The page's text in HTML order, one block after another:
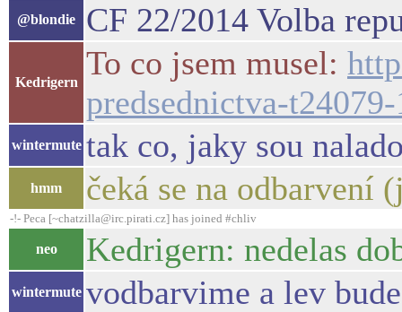
@blondie CF 22/2014 Volba
Kedrigern
To co jsem musel:
predsednictva-
wintermute tak co, jaky sou
hmm čeká se na odbarvení
-!- Peca [~chatzilla@irc.pirati.cz] has joined #chliv
neo Kedrigern: nedelas
wintermute vodbarvime a lev